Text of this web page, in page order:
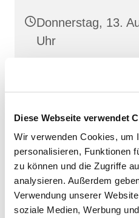
Diese Webseite verwendet
Wir verwenden Cookies, um
personalisieren, Funktionen
zu können und die Zugriffe
analysieren. Außerdem
Verwendung unserer
soziale Medien, Werbung
Donnerstag, 13.
Uhr
Maria
Waldweg, 18586